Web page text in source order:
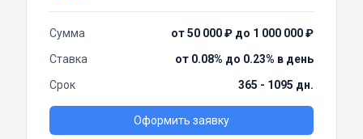
Сумма
от 50 000 ₽ до 1 000 000 ₽
Ставка
от 0.08% до 0.23% в день
Срок
365 - 1095 дн.
Оформить заявку